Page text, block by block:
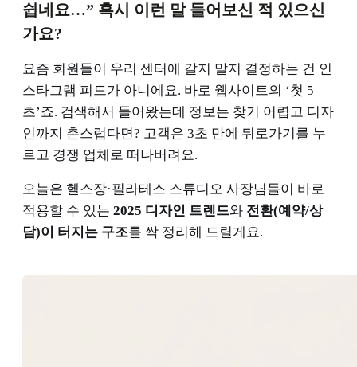
쉽네요…” 혹시 이런 말 들어보신 적 있으신
가요?
요즘 회원들이 우리 센터에 갈지 말지 결정하는 건 인
스타그램 피드가 아니에요. 바로 웹사이트의 ‘첫 5
초’죠. 검색해서 들어왔는데 정보는 찾기 어렵고 디자
인까지 촌스럽다면? 고객은 3초 만에 뒤로가기를 누
르고 경쟁 업체로 떠나버려요.
오늘은 헬스장·필라테스 스튜디오 사장님들이 바로
적용할 수 있는 2025 디자인 트렌드와 전환(예약/상
담)이 터지는 구조를 싹 정리해 드릴게요.